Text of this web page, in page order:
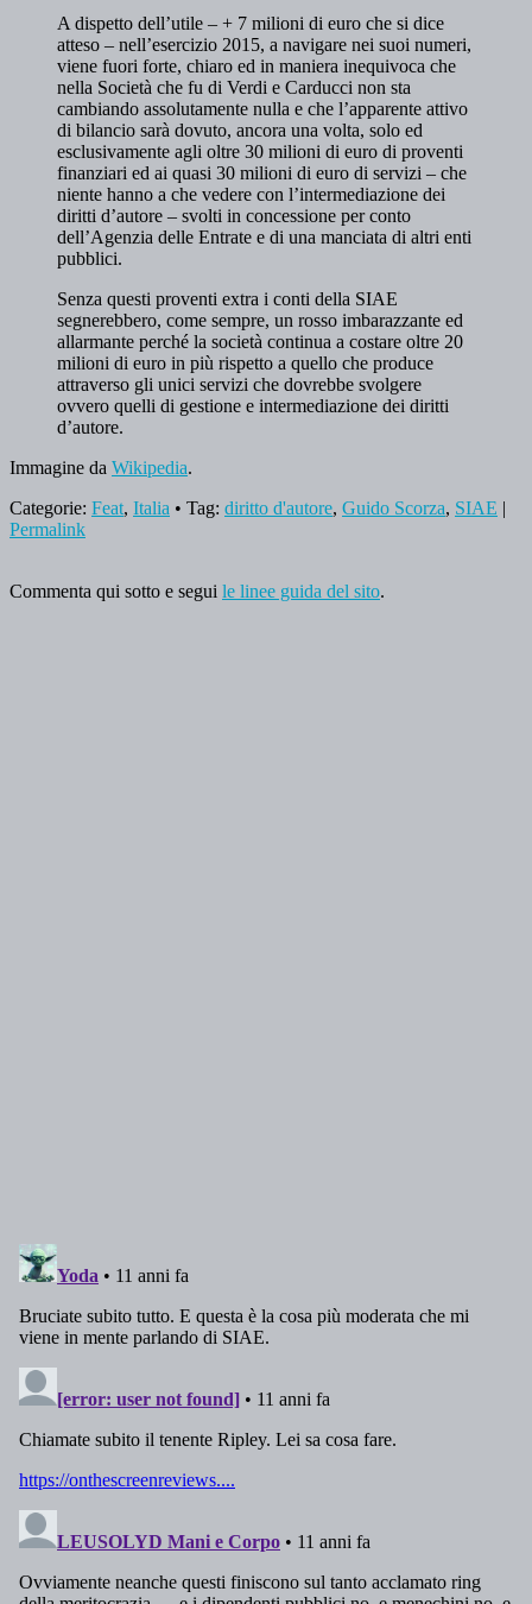
A dispetto dell’utile – + 7 milioni di euro che si dice
atteso – nell’esercizio 2015, a navigare nei suoi numeri,
viene fuori forte, chiaro ed in maniera inequivoca che
nella Società che fu di Verdi e Carducci non sta
cambiando assolutamente nulla e che l’apparente attivo
di bilancio sarà dovuto, ancora una volta, solo ed
esclusivamente agli oltre 30 milioni di euro di proventi
finanziari ed ai quasi 30 milioni di euro di servizi – che
niente hanno a che vedere con l’intermediazione dei
diritti d’autore – svolti in concessione per conto
dell’Agenzia delle Entrate e di una manciata di altri enti
pubblici.
Senza questi proventi extra i conti della SIAE
segnerebbero, come sempre, un rosso imbarazzante ed
allarmante perché la società continua a costare oltre 20
milioni di euro in più rispetto a quello che produce
attraverso gli unici servizi che dovrebbe svolgere
ovvero quelli di gestione e intermediazione dei diritti
d’autore.
Immagine da Wikipedia.
Categorie: Feat, Italia • Tag: diritto d'autore, Guido Scorza, SIAE |
Permalink
Commenta qui sotto e segui le linee guida del sito.